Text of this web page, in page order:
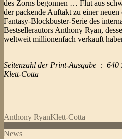
des Zorns begonnen … Flut aus
der packende Auftakt zu einer neuen
Fantasy-Blockbuster-Serie des
Bestsellerautors Anthony Ryan,
weltweit millionenfach verkauft
Seitenzahl der Print-
Klett-Cotta
Anthony RyanKlett-Cotta
News